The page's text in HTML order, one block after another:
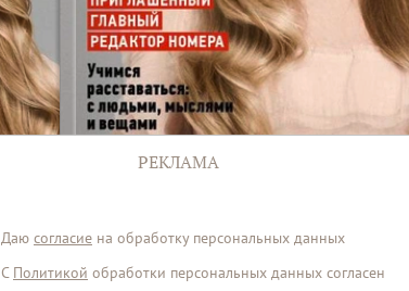
РЕКЛАМА
Даю согласие на обработку персональных данных
С Политикой обработки персональных данных согласен